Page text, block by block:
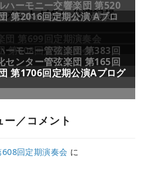
メントが多い公演記録
／コメント
回定期演奏会 に